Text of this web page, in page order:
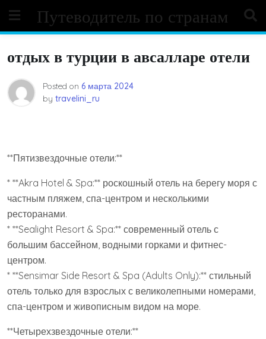
content
Путеводитель по странам
отдых в турции в авсалларе отели
Posted on 6 марта 2024
by travelini_ru
**Пятизвездочные отели:**
* **Akra Hotel & Spa:** роскошный отель на берегу моря с
частным пляжем, спа-центром и несколькими
ресторанами.
* **Sealight Resort & Spa:** современный отель с
большим бассейном, водными горками и фитнес-
центром.
* **Sensimar Side Resort & Spa (Adults Only):** стильный
отель только для взрослых с великолепными номерами,
спа-центром и живописным видом на море.
**Четырехзвездочные отели:**